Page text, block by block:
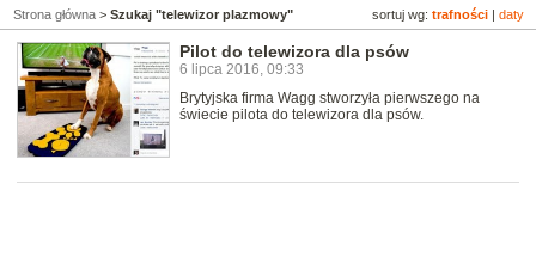
sortuj wg: trafności daty
Strona główna > Szukaj "telewizor plazmowy"
Pilot do telewizora dla psów
6 lipca 2016, 09:33
Brytyjska firma Wagg stworzyła pierwszego na
świecie pilota do telewizora dla psów.